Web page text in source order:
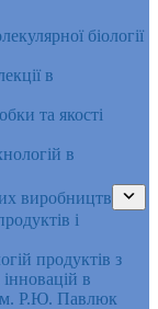
біології
в
та якості
в
виробництв
і
продуктів з
в
Р.Ю. Павлюк